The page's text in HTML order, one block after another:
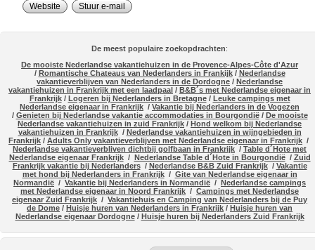
Website Stuur e-mail
De meest populaire zoekopdrachten:
De mooiste Nederlandse vakantiehuizen in de Provence-Alpes-Côte d'Azur
/ Romantische Chateaus van Nederlanders in Frankijk/ Nederlandse
vakantieverblijven van Nederlanders in de Dordogne / Nederlandse
vakantiehuizen in Frankrijk met een laadpaal / B&B´s met Nederlandse eigenaar in
Frankrijk/ Logeren bij Nederlanders in Bretagne/ Leuke campings met
Nederlandse eigenaar in Frankrijk /Vakantie bij Nederlanders in de Vogezen
/ Genieten bij Nederlandse vakantie accommodaties in Bourgondië/ De mooiste
Nederlandse vakantiehuizen in zuid Frankrijk / Hond welkom bij Nederlandse
vakantiehuizen in Frankrijk/ Nederlandse vakantiehuizen in wijngebieden in
Frankrijk /Adults Only vakantieverblijven met Nederlandse eigenaar in Frankrijk /
Nederlandse vakantieverbliven dichtbij golfbaan in Frankrijk /Table d´Hote met
Nederlandse eigenaar Frankrijk/ Nederlandse Table d´Hote in Bourgondië/ Zuid
Frankrijk vakantie bij Nederlanders/ Nederlandse B&B Zuid Frankrijk/ Vakantie
met hond bij Nederlanders in Frankrijk/ Gite van Nederlandse eigenaar in
Normandië /Vakantie bij Nederlanders in Normandië /
Nederlandse campings
met Nederlandse eigenaar in Noord Frankrijk /Campings met Nederlandse
eigenaar Zuid Frankrijk /Vakantiehuis en Camping van Nederlanders bij de Puy
de Dome / Huisje huren van Nederlanders in Frankrijk / Huisje huren van
Nederlandse eigenaar Dordogne/ Huisje huren bij Nederlanders Zuid Frankrijk